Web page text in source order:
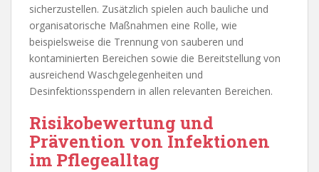
sicherzustellen. Zusätzlich spielen auch bauliche und
organisatorische Maßnahmen eine Rolle, wie
beispielsweise die Trennung von sauberen und
kontaminierten Bereichen sowie die Bereitstellung von
ausreichend Waschgelegenheiten und
Desinfektionsspendern in allen relevanten Bereichen.
Risikobewertung und
Prävention von Infektionen
im Pflegealltag